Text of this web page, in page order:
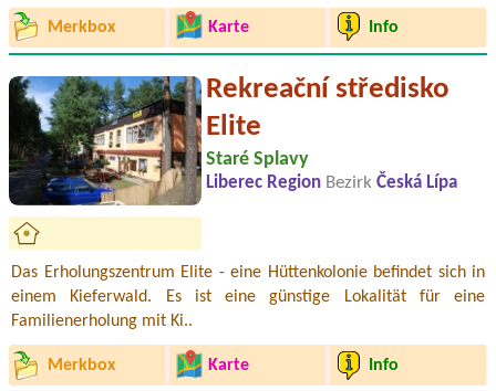
Merkbox Karte Info
Rekreační středisko
Elite
Staré Splavy
Liberec Region Bezirk Česká Lípa
Das Erholungszentrum Elite - eine Hüttenkolonie befindet sich in
einem Kieferwald. Es ist eine günstige Lokalität für eine
Familienerholung mit Ki..
Merkbox Karte Info